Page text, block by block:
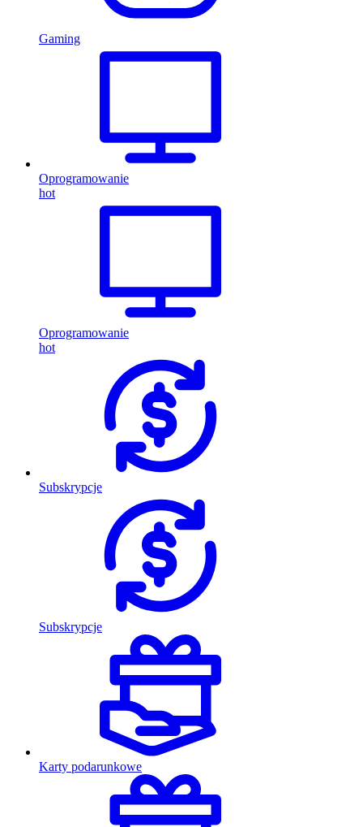
Gaming
Oprogramowanie
hot
Oprogramowanie
hot
Subskrypcje
Subskrypcje
Karty podarunkowe